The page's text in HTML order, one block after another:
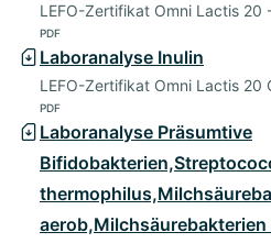
LEFO-Zertifikat Omni Lactis
PDF
Laboranalyse Inulin
LEFO-Zertifikat Omni Lactis 20
PDF
Laboranalyse Präsumtive
aerob,Milchsäurebakterien